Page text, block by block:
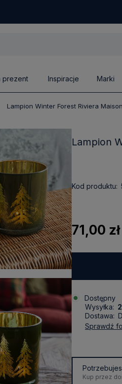
prezent Inspiracje Marki
Lampion Winter Forest Riviera Maison
Lampion
Kod produktu:
71,00 zł
Dostępny
Wysyłka:
Dostawa:
Cena nie zawiera
kosztów płatności
sprawdź
Kup przez